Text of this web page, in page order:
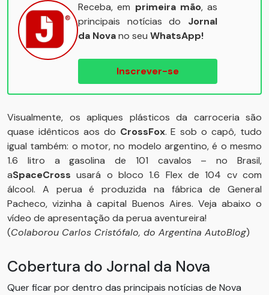
Receba, em primeira mão, as
principais notícias do Jornal
da Novano seu WhatsApp!
Inscrever-se
Visualmente, os apliques plásticos da carroceria são
quase idênticos aos do CrossFox. E sob o capô, tudo
igual também: o motor, no modelo argentino, é o mesmo
1.6 litro a gasolina de 101 cavalos – no Brasil,
aSpaceCross usará o bloco 1.6 Flex de 104 cv com
álcool. A perua é produzida na fábrica de General
Pacheco, vizinha à capital Buenos Aires. Veja abaixo o
vídeo de apresentação da perua aventureira!
(Colaborou Carlos Cristófalo, do Argentina AutoBlog)
Cobertura do Jornal da Nova
Quer ficar por dentro das principais notícias de Nova